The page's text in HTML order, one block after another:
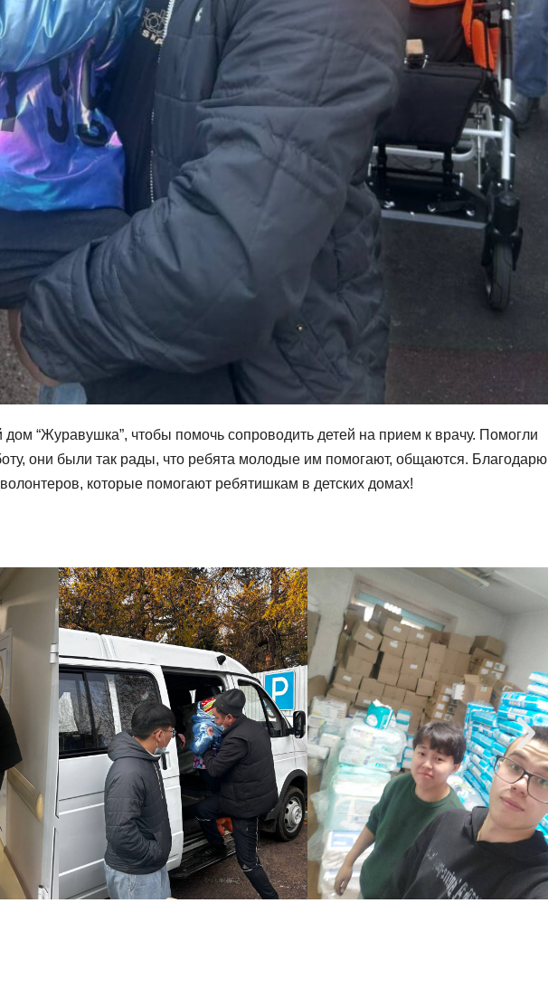
дом “Журавушка”, чтобы помочь сопроводить детей на прием к врачу. Помогли
они были так рады, что ребята молодые им помогают, общаются. Благодарю
которые помогают ребятишкам в детских домах!